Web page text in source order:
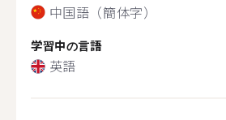
中国語（簡体字）
学習中の言語
英語